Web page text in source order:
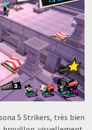
5 Strikers, très bien